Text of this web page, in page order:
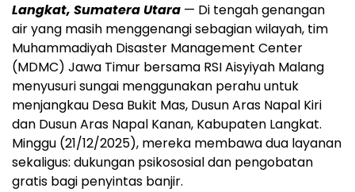
Langkat, Sumatera Utara — Di tengah genangan
air yang masih menggenangi sebagian wilayah, tim
Muhammadiyah Disaster Management Center
(MDMC) Jawa Timur bersama RSI Aisyiyah Malang
menyusuri sungai menggunakan perahu untuk
menjangkau Desa Bukit Mas, Dusun Aras Napal Kiri
dan Dusun Aras Napal Kanan, Kabupaten Langkat.
Minggu (21/12/2025), mereka membawa dua layanan
sekaligus: dukungan psikososial dan pengobatan
gratis bagi penyintas banjir.